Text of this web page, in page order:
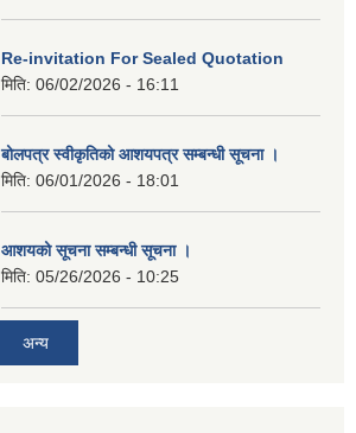
Re-invitation For Sealed Quotation
मिति: 06/02/2026 - 16:11
बोलपत्र स्वीकृतिको आशयपत्र सम्बन्धी सूचना ।
मिति: 06/01/2026 - 18:01
आशयको सूचना सम्बन्धी सूचना ।
मिति: 05/26/2026 - 10:25
अन्य